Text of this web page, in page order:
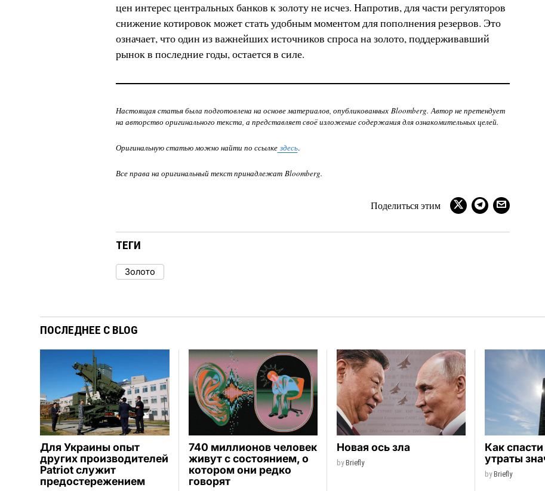
цен интерес центральных банков к золоту не исчез. Напротив, для части регуляторов
снижение котировок может стать удобным моментом для пополнения резервов. Это
означает, что один из важнейших источников спроса на золото, поддерживавший
рынок в последние годы, остается в силе.
Настоящая статья была подготовлена на основе материалов, опубликованных Bloomberg. Автор не претендует
на авторство оригинального текста, а представляет своё изложение содержания для ознакомительных целей.
Оригинальную статью можно найти по ссылкездесь.
Все права на оригинальный текст принадлежат Bloomberg.
Поделиться этим
ТЕГИ
Золото
ПОСЛЕДНЕЕ С BLOG
Для Украины опыт
других производителей
Patriot служит
предостережением
740 миллионов человек
живут с состоянием, о
котором они редко
говорят
Новая ось зла
byBriefly
Как
утраты
byBriefly